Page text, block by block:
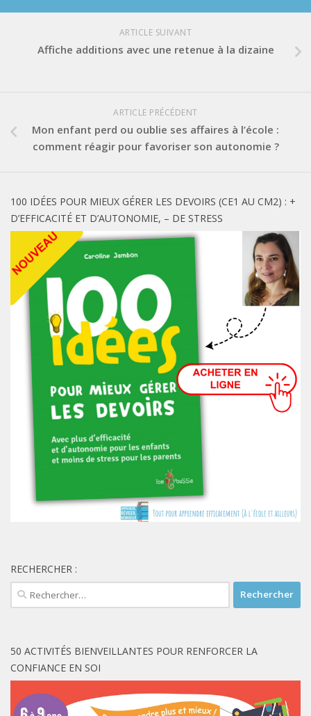
ARTICLE SUIVANT
Affiche additions avec une retenue à la dizaine
ARTICLE PRÉCÉDENT
Mon enfant perd ou oublie ses affaires à l’école :
comment réagir pour favoriser son autonomie ?
100 IDÉES POUR MIEUX GÉRER LES DEVOIRS (CE1 AU CM2) : +
D’EFFICACITÉ ET D’AUTONOMIE, – DE STRESS
RECHERCHER :
Rechercher :
50 ACTIVITÉS BIENVEILLANTES POUR RENFORCER LA
CONFIANCE EN SOI